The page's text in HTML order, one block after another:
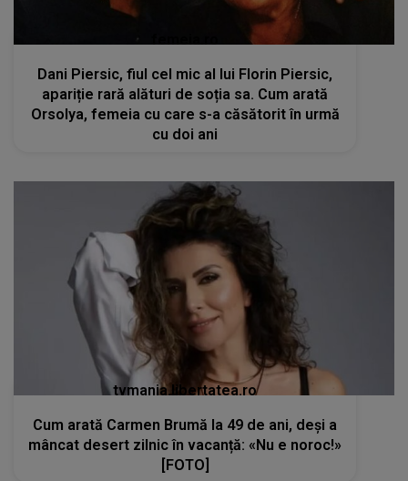
Dani Piersic, fiul cel mic al lui Florin Piersic,
apariție rară alături de soția sa. Cum arată
Orsolya, femeia cu care s-a căsătorit în urmă
cu doi ani
tvmania.libertatea.ro
Cum arată Carmen Brumă la 49 de ani, deși a
mâncat desert zilnic în vacanță: «Nu e noroc!»
[FOTO]